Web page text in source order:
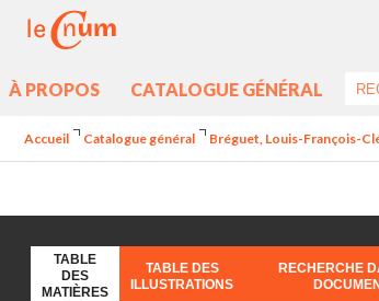
À PROPOS CATALOGUE GÉNÉRAL
Accueil Catalogue général Bréguet, Louis-François-
TABLE
DES
MATIÈRES
TABLE DES
ILLUSTRATIONS
RECHERCHE